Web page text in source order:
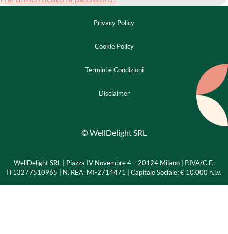
Privacy Policy
Cookie Policy
Termini e Condizioni
Disclaimer
© WellDelight SRL
WellDelight SRL | Piazza IV Novembre 4 – 20124 Milano | P.IVA/C.F.:
IT13277510965 | N. REA: MI-2714471 | Capitale Sociale: € 10.000 n.i.v.